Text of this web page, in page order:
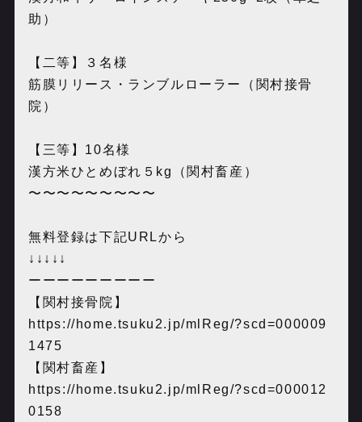
助）
【二等】３名様
筋膜リリース・ランブルローラー（関村接骨
院）
【三等】10名様
漢方米ひとめぼれ５kg（関村畜産）
〜〜〜〜〜〜〜〜〜
無料登録は下記URLから
↓↓↓↓↓
ーーーーーーーーー
【関村接骨院】
https://home.tsuku2.jp/mlReg/?scd=000009
1475
【関村畜産】
https://home.tsuku2.jp/mlReg/?scd=000012
0158